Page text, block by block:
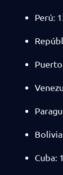
Perú:
Cuba: